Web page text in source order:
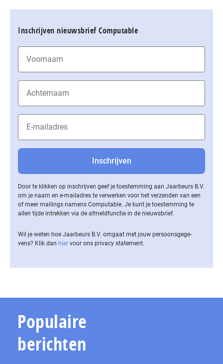
Inschrijven nieuwsbrief Computable
Door te klikken op inschrijven geef je toestemming aan Jaarbeurs B.V.
om je naam en e-mailadres te verwerken voor het verzenden van een
of meer mailings namens Computable. Je kunt je toestemming te
allen tijde intrekken via de af­meld­func­tie in de nieuwsbrief.
Wil je weten hoe Jaarbeurs B.V. omgaat met jouw per­soons­ge­ge­
vens? Klik dan hier voor ons privacy statement.
Populaire
berichten